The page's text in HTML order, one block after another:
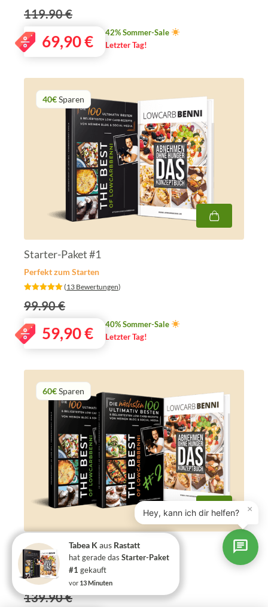
119.90 €
69,90€
42% Sommer-Sale
Letzter Tag!
40€Sparen
Starter-Paket #1
Perfekt zum Starten
‎ (13 Bewertungen)
99.90 €
59,90€
40% Sommer-Sale
Letzter Tag!
60€Sparen
Starter-Paket #2
Perfekt zum Starten
7 Bewertungen
139.90 €
Tabea K aus Rastatt
hat gerade das Starter-Paket
#1 gekauft
vor 13 Minuten
Hey, kann ich dir helfen? ×